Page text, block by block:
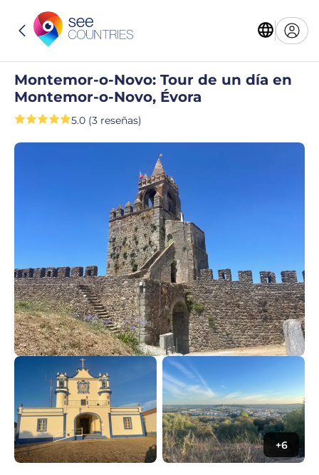
Montemor-o-Novo: Tour de un día en
Montemor-o-Novo, Évora
5.0 (3 reseñas)
+6